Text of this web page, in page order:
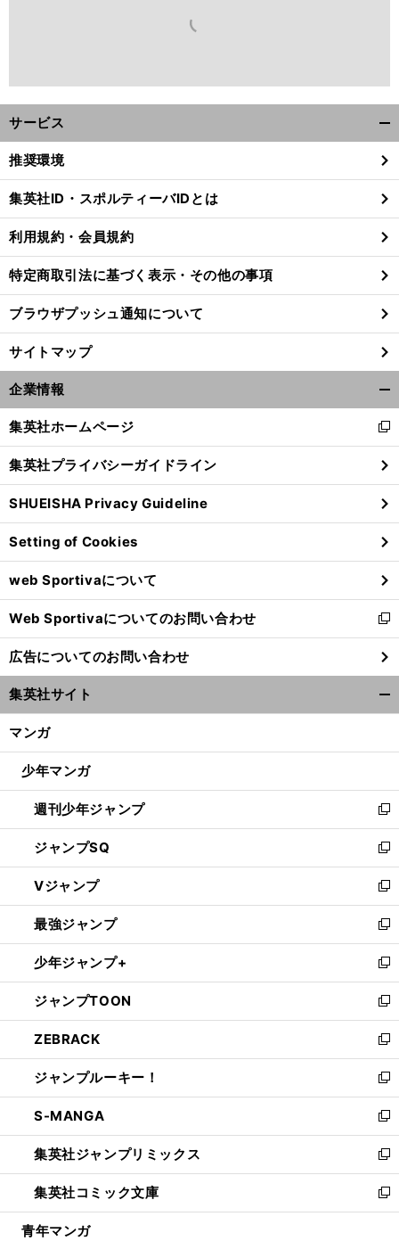
サービス
閉
る
推奨環境
集英社ID・スポルティーバIDとは
利用規約・会員規約
特定商取引法に基づく表示・その他の事項
ブラウザプッシュ通知について
サイトマップ
企業情報
閉
る
集英社ホームページ
新
し
い
ウ
ィ
ン
ド
ウ
で
開
く
集英社プライバシーガイドライン
SHUEISHA Privacy Guideline
Setting of Cookies
web Sportivaについて
Web Sportivaについてのお問い合わせ
新
し
い
ウ
ィ
ン
ウ
開
く
広告についてのお問い合わせ
集英社サイト
マンガ
少年マンガ
週刊少年ジャンプ
新
し
い
ウ
ィ
ン
ド
ウ
で
開
く
ジャンプSQ
新
し
い
ウ
ィ
ン
ド
ウ
で
開
く
Vジャンプ
新
し
い
ウ
ィ
ン
ド
ウ
で
開
く
最強ジャンプ
新
し
い
ウ
ィ
ン
ド
ウ
で
開
く
少年ジャンプ+
新
し
い
ウ
ィ
ン
ド
ウ
で
開
く
ジャンプTOON
新
し
い
ウ
ィ
ン
ド
ウ
で
開
く
ZEBRACK
新
し
い
ウ
ィ
ン
ド
ウ
で
開
ジャンプルーキー！
新
し
い
ウ
ィ
ン
ド
ウ
S-MANGA
新
し
い
ウ
ィ
ン
集英社ジャンプリミックス
新
し
い
ウ
集英社コミック文庫
新
し
青年マンガ